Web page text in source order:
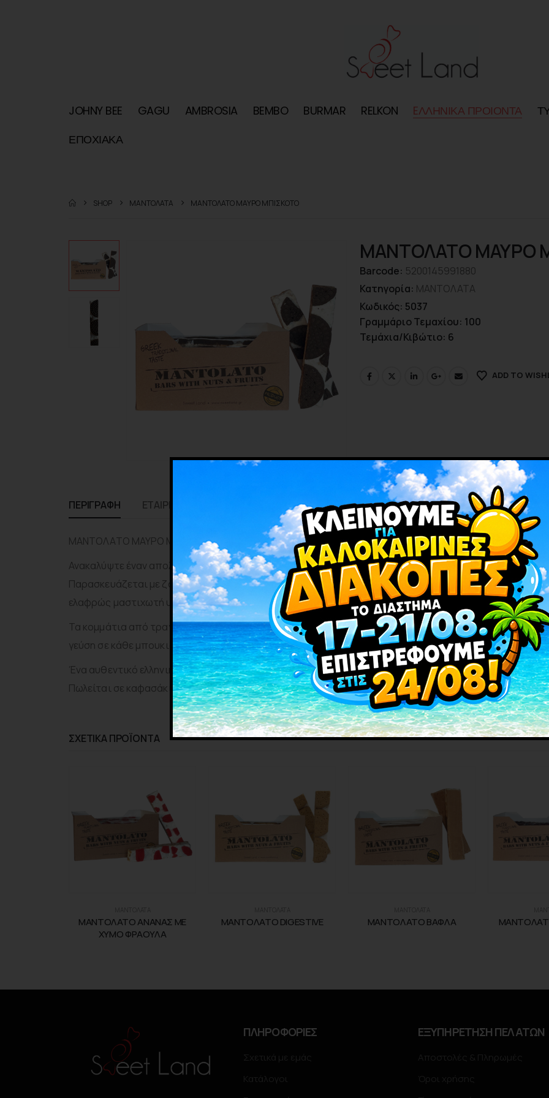
JOHNY BEE GAGU AMBROSIA BEMBO BURMAR RELKON EΛΛΗΝΙΚΑ ΠΡΟΙΟΝΤΑ
ΕΠΟΧΙΑΚΑ
SHOP ΜΑΝΤΟΛΑΤΑ ΜΑΝΤΟΛΑΤΟ ΜΑΥΡΟ ΜΠΙΣΚΟΤΟ
ΜΑΝΤΟΛΑΤΟ ΜΑΥΡΟ
Barcode: 5200145991880
Κατηγορία: ΜΑΝΤΟΛΑΤΑ
Κωδικός: 5037
Γραμμάριο Τεμαχίου: 100
Τεμάχια/Κιβώτιο: 6
ADD TO
ΠΕΡΙΓΡΑΦΉ ΕΤΑΙΡΊΑ
ΜΑΝΤΟΛΑΤΟ ΜΑΥΡΟ ΜΠΙΣΚΟΤΟ
Ανακαλύψτε έναν απολαυστικό συνδυασμό παράδοσης και σύγχρονης γεύσης με το μαντολάτο με
Παρασκευάζεται με ζάχαρη και γλυκόζη, αρωματίζεται με βανίλια και περιέχει σκόνη από ασπράδι
ελαφρώς μαστιχωτή υφή.
Τα κομμάτια από τραγανό μαύρο μπισκότο ενσωματώνονται αρμονικά στο μαντολάτο,
γεύση σε κάθε μπουκιά.
Ένα αυθεντικό ελληνικό προϊόν που συνδυάζει παράδοση και γεύση, ιδανικό ως σνακ για όλες τις
Πωλείται σε καφασάκι των 12 τεμαχίων.
ΣΧΕΤΙΚΑ ΠΡΟΪΟΝΤΑ
ΜΑΝΤΟΛΑΤΟ ΑΝΑΝΑΣ ΜΕ
ΧΥΜΟ ΦΡΑΟΥΛΑ
ΜΑΝΤΟΛΑΤΟ DIGESTIVE ΜΑΝΤΟΛΑΤΟ ΒΑΦΛΑ
ΠΛΗΡΟΦΟΡΙΕΣ ΕΞΥΠΗΡΕΤΗΣΗ ΠΕΛΑΤΩΝ